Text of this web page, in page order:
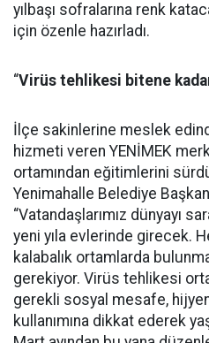
yılbaşı sofralarına renk
için özenle hazırladı.
“Virüs tehlikesi bitene
İlçe sakinlerine meslek
hizmeti veren YENİMEK
ortamından eğitimlerini
Yenimahalle Belediye
“Vatandaşlarımız dünyayı
yeni yıla evlerinde girecek.
kalabalık ortamlarda
gerekiyor. Virüs tehlikesi
gerekli sosyal mesafe,
kullanımına dikkat ederek